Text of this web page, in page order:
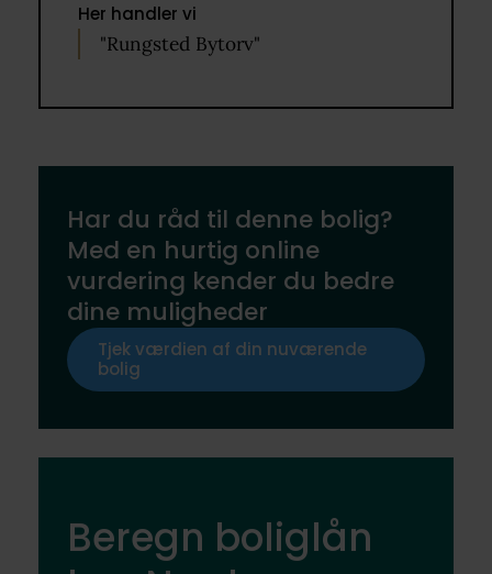
Her handler vi
"Rungsted Bytorv"
Har du råd til denne bolig?
Med en hurtig online
vurdering kender du bedre
dine muligheder
Tjek værdien af din nuværende
bolig
Beregn boliglån